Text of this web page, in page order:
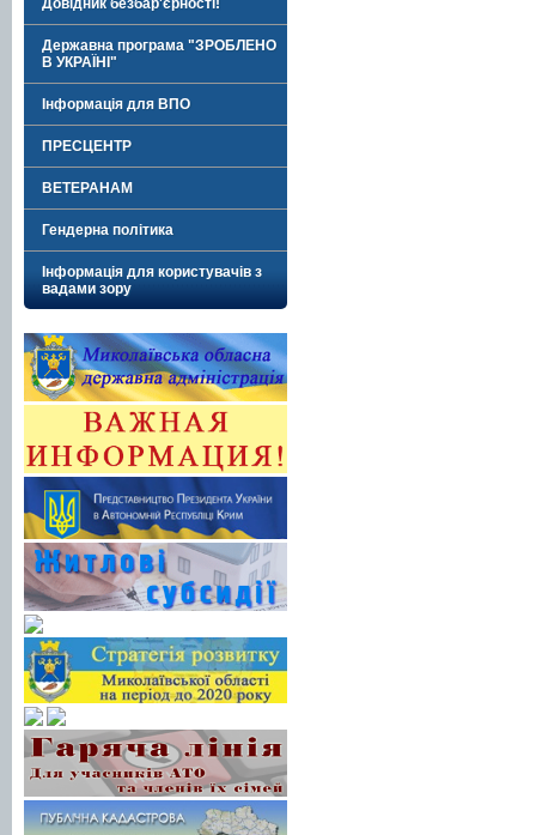
Довідник безбар'єрності!
Державна програма "ЗРОБЛЕНО
В УКРАЇНІ"
Інформація для ВПО
ПРЕСЦЕНТР
ВЕТЕРАНАМ
Гендерна політика
Інформація для користувачів з
вадами зору